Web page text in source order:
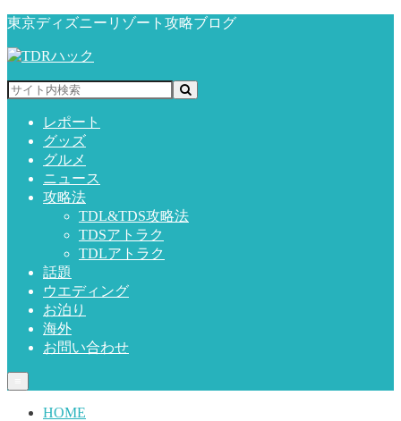
東京ディズニーリゾート攻略ブログ
レポート
グッズ
グルメ
ニュース
攻略法
TDL&TDS攻略法
TDSアトラク
TDLアトラク
話題
ウエディング
お泊り
海外
お問い合わせ
HOME